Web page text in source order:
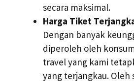
secara maksimal.
Harga Tiket
Dengan banyak
diperoleh oleh
travel yang kami
yang terjangkau. Oleh